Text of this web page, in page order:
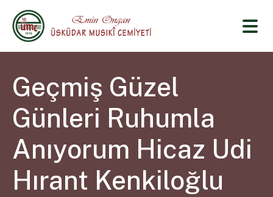
Geçmiş Güzel
Günleri Ruhumla
Anıyorum Hicaz Udi
Hırant Kenkiloğlu